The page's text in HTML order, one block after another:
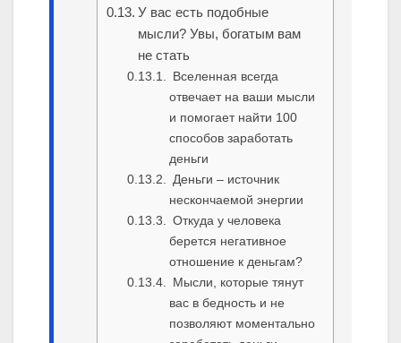
У вас есть подобные
мысли? Увы, богатым вам
не стать
Вселенная всегда
отвечает на ваши мысли
и помогает найти 100
способов заработать
деньги
Деньги – источник
нескончаемой энергии
Откуда у человека
берется негативное
отношение к деньгам?
Мысли, которые тянут
вас в бедность и не
позволяют моментально